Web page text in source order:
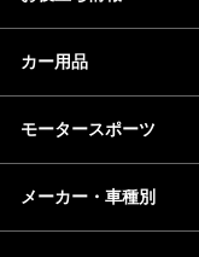
カー用品
モータースポーツ
メーカー・車種別